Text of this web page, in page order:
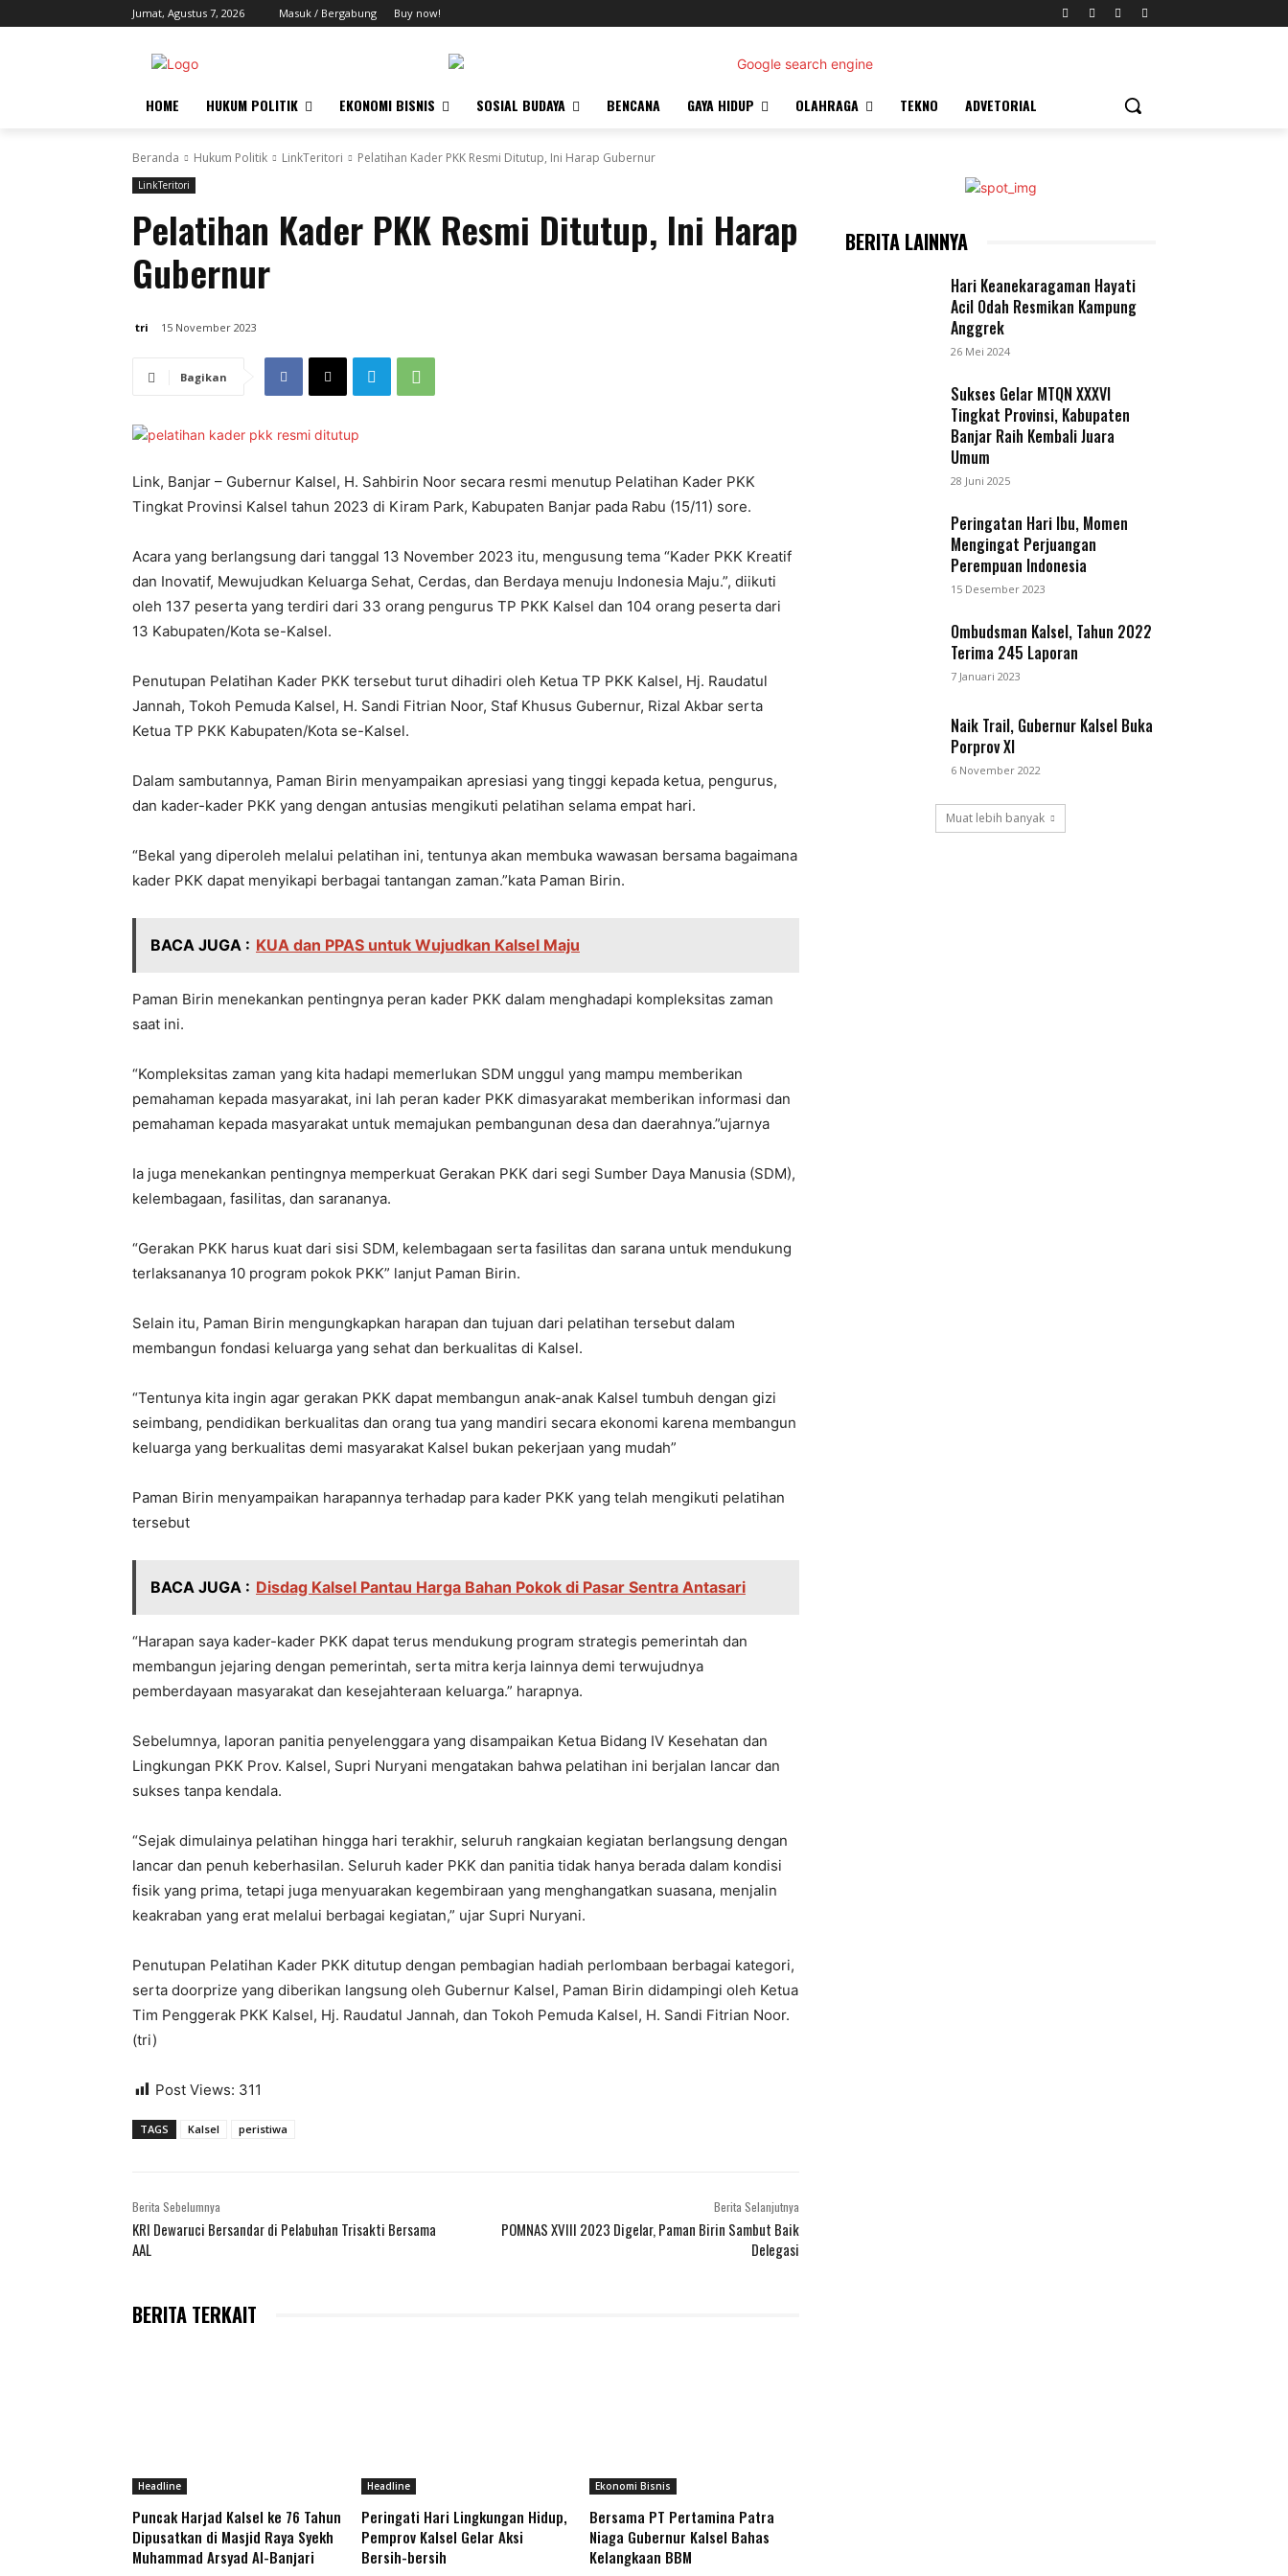
Jumat, Agustus 7, 2026 Masuk / Bergabung Buy now!
HOME HUKUM POLITIK EKONOMI BISNIS SOSIAL BUDAYA BENCANA GAYA HIDUP OLAHRAGA TEKNO ADVETORIAL
Beranda Hukum Politik LinkTeritori Pelatihan Kader PKK Resmi Ditutup, Ini Harap Gubernur
LinkTeritori
Pelatihan Kader PKK Resmi Ditutup, Ini Harap
Gubernur
tri 15 November 2023
Bagikan
Link, Banjar – Gubernur Kalsel, H. Sahbirin Noor secara resmi menutup Pelatihan Kader PKK
Tingkat Provinsi Kalsel tahun 2023 di Kiram Park, Kabupaten Banjar pada Rabu (15/11) sore.
Acara yang berlangsung dari tanggal 13 November 2023 itu, mengusung tema “Kader PKK Kreatif
dan Inovatif, Mewujudkan Keluarga Sehat, Cerdas, dan Berdaya menuju Indonesia Maju.”, diikuti
oleh 137 peserta yang terdiri dari 33 orang pengurus TP PKK Kalsel dan 104 orang peserta dari
13 Kabupaten/Kota se-Kalsel.
Penutupan Pelatihan Kader PKK tersebut turut dihadiri oleh Ketua TP PKK Kalsel, Hj. Raudatul
Jannah, Tokoh Pemuda Kalsel, H. Sandi Fitrian Noor, Staf Khusus Gubernur, Rizal Akbar serta
Ketua TP PKK Kabupaten/Kota se-Kalsel.
Dalam sambutannya, Paman Birin menyampaikan apresiasi yang tinggi kepada ketua, pengurus,
dan kader-kader PKK yang dengan antusias mengikuti pelatihan selama empat hari.
“Bekal yang diperoleh melalui pelatihan ini, tentunya akan membuka wawasan bersama bagaimana
kader PKK dapat menyikapi berbagai tantangan zaman.”kata Paman Birin.
BACA JUGA : KUA dan PPAS untuk Wujudkan Kalsel Maju
Paman Birin menekankan pentingnya peran kader PKK dalam menghadapi kompleksitas zaman
saat ini.
“Kompleksitas zaman yang kita hadapi memerlukan SDM unggul yang mampu memberikan
pemahaman kepada masyarakat, ini lah peran kader PKK dimasyarakat memberikan informasi dan
pemahaman kepada masyarakat untuk memajukan pembangunan desa dan daerahnya.”ujarnya
Ia juga menekankan pentingnya memperkuat Gerakan PKK dari segi Sumber Daya Manusia (SDM),
kelembagaan, fasilitas, dan sarananya.
“Gerakan PKK harus kuat dari sisi SDM, kelembagaan serta fasilitas dan sarana untuk mendukung
terlaksananya 10 program pokok PKK” lanjut Paman Birin.
Selain itu, Paman Birin mengungkapkan harapan dan tujuan dari pelatihan tersebut dalam
membangun fondasi keluarga yang sehat dan berkualitas di Kalsel.
“Tentunya kita ingin agar gerakan PKK dapat membangun anak-anak Kalsel tumbuh dengan gizi
seimbang, pendidikan berkualitas dan orang tua yang mandiri secara ekonomi karena membangun
keluarga yang berkualitas demi masyarakat Kalsel bukan pekerjaan yang mudah”
Paman Birin menyampaikan harapannya terhadap para kader PKK yang telah mengikuti pelatihan
tersebut
BACA JUGA : Disdag Kalsel Pantau Harga Bahan Pokok di Pasar Sentra Antasari
“Harapan saya kader-kader PKK dapat terus mendukung program strategis pemerintah dan
membangun jejaring dengan pemerintah, serta mitra kerja lainnya demi terwujudnya
pemberdayaan masyarakat dan kesejahteraan keluarga.” harapnya.
Sebelumnya, laporan panitia penyelenggara yang disampaikan Ketua Bidang IV Kesehatan dan
Lingkungan PKK Prov. Kalsel, Supri Nuryani mengatakan bahwa pelatihan ini berjalan lancar dan
sukses tanpa kendala.
“Sejak dimulainya pelatihan hingga hari terakhir, seluruh rangkaian kegiatan berlangsung dengan
lancar dan penuh keberhasilan. Seluruh kader PKK dan panitia tidak hanya berada dalam kondisi
fisik yang prima, tetapi juga menyuarakan kegembiraan yang menghangatkan suasana, menjalin
keakraban yang erat melalui berbagai kegiatan,” ujar Supri Nuryani.
Penutupan Pelatihan Kader PKK ditutup dengan pembagian hadiah perlombaan berbagai kategori,
serta doorprize yang diberikan langsung oleh Gubernur Kalsel, Paman Birin didampingi oleh Ketua
Tim Penggerak PKK Kalsel, Hj. Raudatul Jannah, dan Tokoh Pemuda Kalsel, H. Sandi Fitrian Noor.
(tri)
Post Views: 311
TAGS Kalsel peristiwa
Berita Sebelumnya
KRI Dewaruci Bersandar di Pelabuhan Trisakti Bersama
AAL
Berita Selanjutnya
POMNAS XVIII 2023 Digelar, Paman Birin Sambut Baik
Delegasi
BERITA TERKAIT
Headline
Puncak Harjad Kalsel ke 76 Tahun
Dipusatkan di Masjid Raya Syekh
Muhammad Arsyad Al-Banjari
Headline
Peringati Hari Lingkungan Hidup,
Pemprov Kalsel Gelar Aksi
Bersih-bersih
Ekonomi Bisnis
Bersama PT Pertamina Patra
Niaga Gubernur Kalsel Bahas
Kelangkaan BBM
BERITA LAINNYA
Hari Keanekaragaman Hayati
Acil Odah Resmikan Kampung
Anggrek
26 Mei 2024
Sukses Gelar MTQN XXXVI
Tingkat Provinsi, Kabupaten
Banjar Raih Kembali Juara
Umum
28 Juni 2025
Peringatan Hari Ibu, Momen
Mengingat Perjuangan
Perempuan Indonesia
15 Desember 2023
Ombudsman Kalsel, Tahun 2022
Terima 245 Laporan
7 Januari 2023
Naik Trail, Gubernur Kalsel Buka
Porprov XI
6 November 2022
Muat lebih banyak